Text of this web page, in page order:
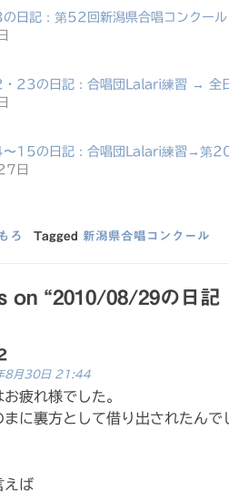
記：第52回新潟県合唱コンクール
の日記：合唱団Lalari練習 → 全日
の日記：合唱団Lalari練習→第20
日
ろ Tagged 新潟県合唱コンクール
on “2010/08/29の日記
8月30日 21:44
お疲れ様でした。
まに裏方として借り出されたん
えば